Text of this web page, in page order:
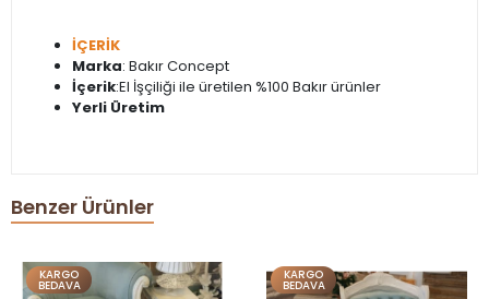
İÇERİK
Marka: Bakır Concept
İçerik:El İşçiliği ile üretilen %100 Bakır ürünler
Yerli Üretim
Benzer Ürünler
KARGO
BEDAVA
KARGO
BEDAVA